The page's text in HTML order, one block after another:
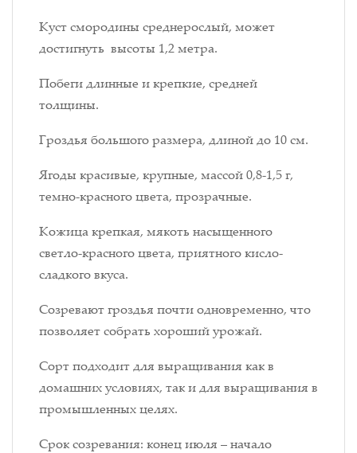
Куст смородины среднерослый, может
достигнуть высоты 1,2 метра.
Побеги длинные и крепкие, средней
толщины.
Гроздья большого размера, длиной до 10 см.
Ягоды красивые, крупные, массой 0,8-1,5 г,
темно-красного цвета, прозрачные.
Кожица крепкая, мякоть насыщенного
светло-красного цвета, приятного кисло-
сладкого вкуса.
Созревают гроздья почти одновременно, что
позволяет собрать хороший урожай.
Сорт подходит для выращивания как в
домашних условиях, так и для выращивания в
промышленных целях.
Срок созревания: конец июля – начало